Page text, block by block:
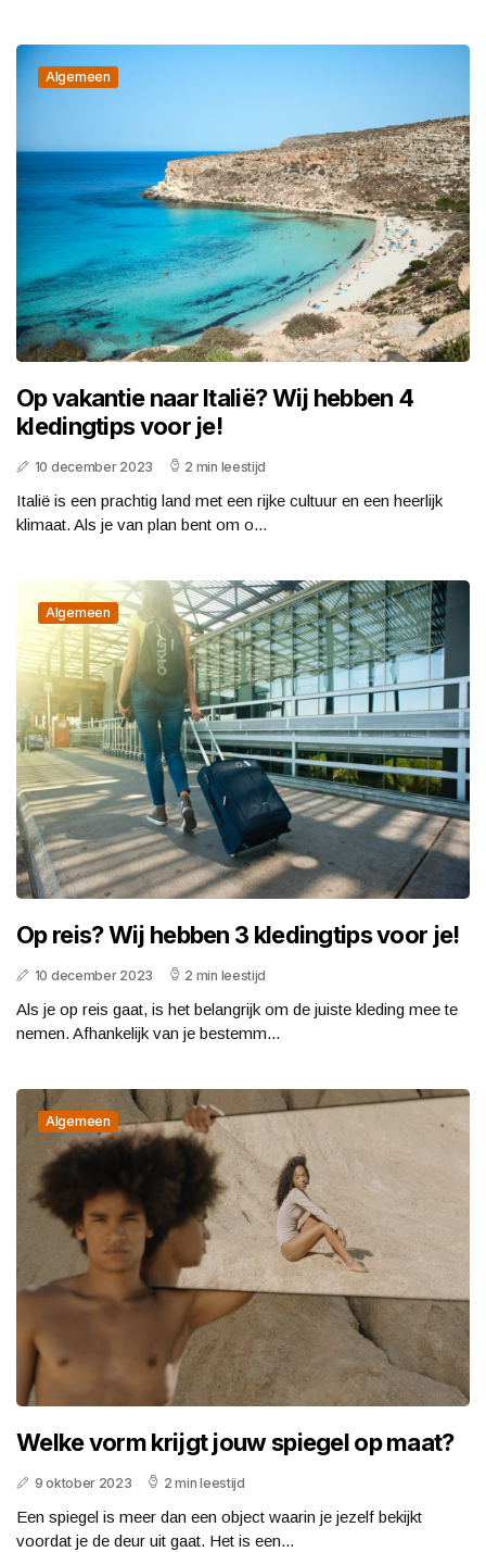
Algemeen
Op vakantie naar Italië? Wij hebben 4
kledingtips voor je!
10 december 2023 2 min leestijd
Italië is een prachtig land met een rijke cultuur en een heerlijk
klimaat. Als je van plan bent om o...
Algemeen
Op reis? Wij hebben 3 kledingtips voor je!
10 december 2023 2 min leestijd
Als je op reis gaat, is het belangrijk om de juiste kleding mee te
nemen. Afhankelijk van je bestemm...
Algemeen
Welke vorm krijgt jouw spiegel op maat?
9 oktober 2023 2 min leestijd
Een spiegel is meer dan een object waarin je jezelf bekijkt
voordat je de deur uit gaat. Het is een...